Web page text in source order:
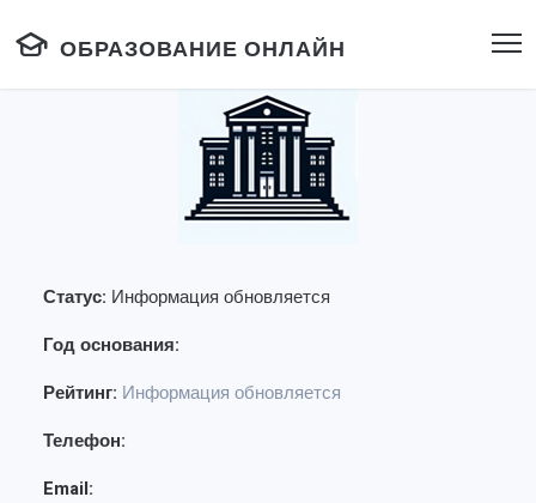
ОБРАЗОВАНИЕ ОНЛАЙН
Статус: Информация обновляется
Год основания:
Рейтинг: Информация обновляется
Телефон:
Email: